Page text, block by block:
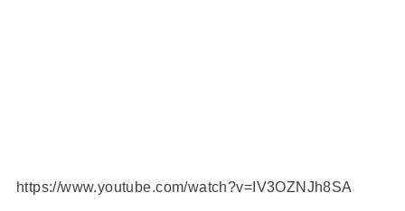
https://www.youtube.com/watch?v=IV3OZNJh8SA